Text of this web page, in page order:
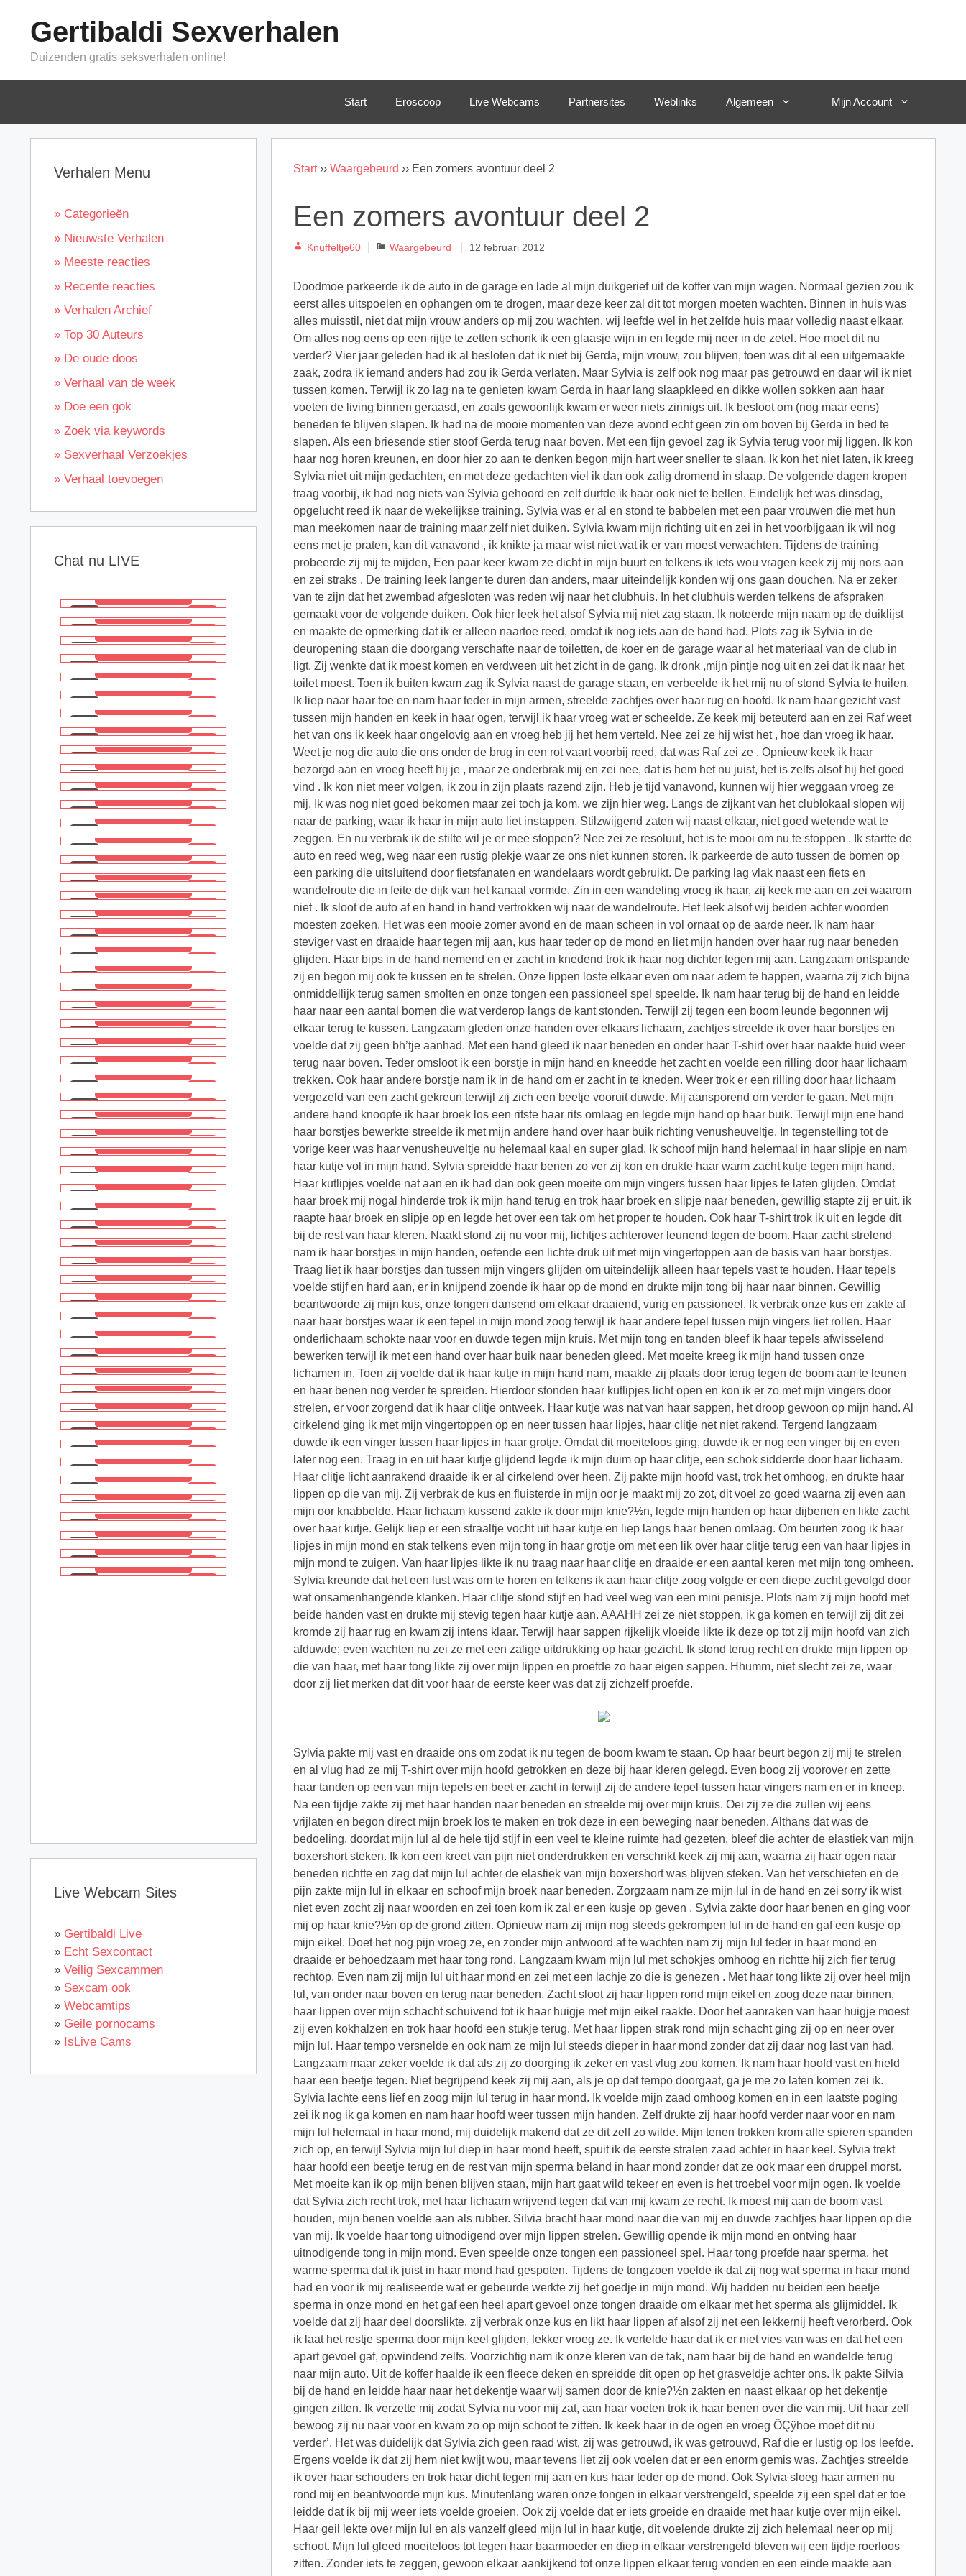
inhoud
Gertibaldi Sexverhalen
Duizenden gratis seksverhalen online!
Start Eroscoop Live Webcams Partnersites Weblinks Algemeen Mijn Account
Start›› Waargebeurd ›› Een zomers avontuur deel 2
Een zomers avontuur deel 2
Knuffeltje60 Categorieën
Waargebeurd 12 februari 2012
Doodmoe parkeerde ik de auto in de garage en lade al mijn duikgerief uit de koffer van mijn wagen. Normaal gezien zou ik
eerst alles uitspoelen en ophangen om te drogen, maar deze keer zal dit tot morgen moeten wachten. Binnen in huis was
alles muisstil, niet dat mijn vrouw anders op mij zou wachten, wij leefde wel in het zelfde huis maar volledig naast elkaar.
Om alles nog eens op een rijtje te zetten schonk ik een glaasje wijn in en legde mij neer in de zetel. Hoe moet dit nu
verder? Vier jaar geleden had ik al besloten dat ik niet bij Gerda, mijn vrouw, zou blijven, toen was dit al een uitgemaakte
zaak, zodra ik iemand anders had zou ik Gerda verlaten. Maar Sylvia is zelf ook nog maar pas getrouwd en daar wil ik niet
tussen komen. Terwijl ik zo lag na te genieten kwam Gerda in haar lang slaapkleed en dikke wollen sokken aan haar
voeten de living binnen geraasd, en zoals gewoonlijk kwam er weer niets zinnigs uit. Ik besloot om (nog maar eens)
beneden te blijven slapen. Ik had na de mooie momenten van deze avond echt geen zin om boven bij Gerda in bed te
slapen. Als een briesende stier stoof Gerda terug naar boven. Met een fijn gevoel zag ik Sylvia terug voor mij liggen. Ik kon
haar nog horen kreunen, en door hier zo aan te denken begon mijn hart weer sneller te slaan. Ik kon het niet laten, ik kreeg
Sylvia niet uit mijn gedachten, en met deze gedachten viel ik dan ook zalig dromend in slaap. De volgende dagen kropen
traag voorbij, ik had nog niets van Sylvia gehoord en zelf durfde ik haar ook niet te bellen. Eindelijk het was dinsdag,
opgelucht reed ik naar de wekelijkse training. Sylvia was er al en stond te babbelen met een paar vrouwen die met hun
man meekomen naar de training maar zelf niet duiken. Sylvia kwam mijn richting uit en zei in het voorbijgaan ik wil nog
eens met je praten, kan dit vanavond , ik knikte ja maar wist niet wat ik er van moest verwachten. Tijdens de training
probeerde zij mij te mijden, Een paar keer kwam ze dicht in mijn buurt en telkens ik iets wou vragen keek zij mij nors aan
en zei straks . De training leek langer te duren dan anders, maar uiteindelijk konden wij ons gaan douchen. Na er zeker
van te zijn dat het zwembad afgesloten was reden wij naar het clubhuis. In het clubhuis werden telkens de afspraken
gemaakt voor de volgende duiken. Ook hier leek het alsof Sylvia mij niet zag staan. Ik noteerde mijn naam op de duiklijst
en maakte de opmerking dat ik er alleen naartoe reed, omdat ik nog iets aan de hand had. Plots zag ik Sylvia in de
deuropening staan die doorgang verschafte naar de toiletten, de koer en de garage waar al het materiaal van de club in
ligt. Zij wenkte dat ik moest komen en verdween uit het zicht in de gang. Ik dronk ,mijn pintje nog uit en zei dat ik naar het
toilet moest. Toen ik buiten kwam zag ik Sylvia naast de garage staan, en verbeelde ik het mij nu of stond Sylvia te huilen.
Ik liep naar haar toe en nam haar teder in mijn armen, streelde zachtjes over haar rug en hoofd. Ik nam haar gezicht vast
tussen mijn handen en keek in haar ogen, terwijl ik haar vroeg wat er scheelde. Ze keek mij beteuterd aan en zei Raf weet
het van ons ik keek haar ongelovig aan en vroeg heb jij het hem verteld. Nee zei ze hij wist het , hoe dan vroeg ik haar.
Weet je nog die auto die ons onder de brug in een rot vaart voorbij reed, dat was Raf zei ze . Opnieuw keek ik haar
bezorgd aan en vroeg heeft hij je , maar ze onderbrak mij en zei nee, dat is hem het nu juist, het is zelfs alsof hij het goed
vind . Ik kon niet meer volgen, ik zou in zijn plaats razend zijn. Heb je tijd vanavond, kunnen wij hier weggaan vroeg ze
mij, Ik was nog niet goed bekomen maar zei toch ja kom, we zijn hier weg. Langs de zijkant van het clublokaal slopen wij
naar de parking, waar ik haar in mijn auto liet instappen. Stilzwijgend zaten wij naast elkaar, niet goed wetende wat te
zeggen. En nu verbrak ik de stilte wil je er mee stoppen? Nee zei ze resoluut, het is te mooi om nu te stoppen . Ik startte de
auto en reed weg, weg naar een rustig plekje waar ze ons niet kunnen storen. Ik parkeerde de auto tussen de bomen op
een parking die uitsluitend door fietsfanaten en wandelaars wordt gebruikt. De parking lag vlak naast een fiets en
wandelroute die in feite de dijk van het kanaal vormde. Zin in een wandeling vroeg ik haar, zij keek me aan en zei waarom
niet . Ik sloot de auto af en hand in hand vertrokken wij naar de wandelroute. Het leek alsof wij beiden achter woorden
moesten zoeken. Het was een mooie zomer avond en de maan scheen in vol ornaat op de aarde neer. Ik nam haar
steviger vast en draaide haar tegen mij aan, kus haar teder op de mond en liet mijn handen over haar rug naar beneden
glijden. Haar bips in de hand nemend en er zacht in knedend trok ik haar nog dichter tegen mij aan. Langzaam ontspande
zij en begon mij ook te kussen en te strelen. Onze lippen loste elkaar even om naar adem te happen, waarna zij zich bijna
onmiddellijk terug samen smolten en onze tongen een passioneel spel speelde. Ik nam haar terug bij de hand en leidde
haar naar een aantal bomen die wat verderop langs de kant stonden. Terwijl zij tegen een boom leunde begonnen wij
elkaar terug te kussen. Langzaam gleden onze handen over elkaars lichaam, zachtjes streelde ik over haar borstjes en
voelde dat zij geen bh’tje aanhad. Met een hand gleed ik naar beneden en onder haar T-shirt over haar naakte huid weer
terug naar boven. Teder omsloot ik een borstje in mijn hand en kneedde het zacht en voelde een rilling door haar lichaam
trekken. Ook haar andere borstje nam ik in de hand om er zacht in te kneden. Weer trok er een rilling door haar lichaam
vergezeld van een zacht gekreun terwijl zij zich een beetje vooruit duwde. Mij aansporend om verder te gaan. Met mijn
andere hand knoopte ik haar broek los een ritste haar rits omlaag en legde mijn hand op haar buik. Terwijl mijn ene hand
haar borstjes bewerkte streelde ik met mijn andere hand over haar buik richting venusheuveltje. In tegenstelling tot de
vorige keer was haar venusheuveltje nu helemaal kaal en super glad. Ik schoof mijn hand helemaal in haar slipje en nam
haar kutje vol in mijn hand. Sylvia spreidde haar benen zo ver zij kon en drukte haar warm zacht kutje tegen mijn hand.
Haar kutlipjes voelde nat aan en ik had dan ook geen moeite om mijn vingers tussen haar lipjes te laten glijden. Omdat
haar broek mij nogal hinderde trok ik mijn hand terug en trok haar broek en slipje naar beneden, gewillig stapte zij er uit. ik
raapte haar broek en slipje op en legde het over een tak om het proper te houden. Ook haar T-shirt trok ik uit en legde dit
bij de rest van haar kleren. Naakt stond zij nu voor mij, lichtjes achterover leunend tegen de boom. Haar zacht strelend
nam ik haar borstjes in mijn handen, oefende een lichte druk uit met mijn vingertoppen aan de basis van haar borstjes.
Traag liet ik haar borstjes dan tussen mijn vingers glijden om uiteindelijk alleen haar tepels vast te houden. Haar tepels
voelde stijf en hard aan, er in knijpend zoende ik haar op de mond en drukte mijn tong bij haar naar binnen. Gewillig
beantwoorde zij mijn kus, onze tongen dansend om elkaar draaiend, vurig en passioneel. Ik verbrak onze kus en zakte af
naar haar borstjes waar ik een tepel in mijn mond zoog terwijl ik haar andere tepel tussen mijn vingers liet rollen. Haar
onderlichaam schokte naar voor en duwde tegen mijn kruis. Met mijn tong en tanden bleef ik haar tepels afwisselend
bewerken terwijl ik met een hand over haar buik naar beneden gleed. Met moeite kreeg ik mijn hand tussen onze
lichamen in. Toen zij voelde dat ik haar kutje in mijn hand nam, maakte zij plaats door terug tegen de boom aan te leunen
en haar benen nog verder te spreiden. Hierdoor stonden haar kutlipjes licht open en kon ik er zo met mijn vingers door
strelen, er voor zorgend dat ik haar clitje ontweek. Haar kutje was nat van haar sappen, het droop gewoon op mijn hand. Al
cirkelend ging ik met mijn vingertoppen op en neer tussen haar lipjes, haar clitje net niet rakend. Tergend langzaam
duwde ik een vinger tussen haar lipjes in haar grotje. Omdat dit moeiteloos ging, duwde ik er nog een vinger bij en even
later nog een. Traag in en uit haar kutje glijdend legde ik mijn duim op haar clitje, een schok sidderde door haar lichaam.
Haar clitje licht aanrakend draaide ik er al cirkelend over heen. Zij pakte mijn hoofd vast, trok het omhoog, en drukte haar
lippen op die van mij. Zij verbrak de kus en fluisterde in mijn oor je maakt mij zo zot, dit voel zo goed waarna zij even aan
mijn oor knabbelde. Haar lichaam kussend zakte ik door mijn knie?½n, legde mijn handen op haar dijbenen en likte zacht
over haar kutje. Gelijk liep er een straaltje vocht uit haar kutje en liep langs haar benen omlaag. Om beurten zoog ik haar
lipjes in mijn mond en stak telkens even mijn tong in haar grotje om met een lik over haar clitje terug een van haar lipjes in
mijn mond te zuigen. Van haar lipjes likte ik nu traag naar haar clitje en draaide er een aantal keren met mijn tong omheen.
Sylvia kreunde dat het een lust was om te horen en telkens ik aan haar clitje zoog volgde er een diepe zucht gevolgd door
wat onsamenhangende klanken. Haar clitje stond stijf en had veel weg van een mini penisje. Plots nam zij mijn hoofd met
beide handen vast en drukte mij stevig tegen haar kutje aan. AAAHH zei ze niet stoppen, ik ga komen en terwijl zij dit zei
kromde zij haar rug en kwam zij intens klaar. Terwijl haar sappen rijkelijk vloeide likte ik deze op tot zij mijn hoofd van zich
afduwde; even wachten nu zei ze met een zalige uitdrukking op haar gezicht. Ik stond terug recht en drukte mijn lippen op
die van haar, met haar tong likte zij over mijn lippen en proefde zo haar eigen sappen. Hhumm, niet slecht zei ze, waar
door zij liet merken dat dit voor haar de eerste keer was dat zij zichzelf proefde.
Sylvia pakte mij vast en draaide ons om zodat ik nu tegen de boom kwam te staan. Op haar beurt begon zij mij te strelen en al vlug had ze mij T-shirt over mijn hoofd getrokken en deze bij haar kleren gelegd. Even boog zij voorover en zette haar tanden op een van mijn tepels en beet er zacht in terwijl zij de andere tepel tussen haar vingers nam en er in kneep. Na een tijdje zakte zij met haar handen naar beneden en streelde mij over mijn kruis. Oei zij ze die zullen wij eens vrijlaten en begon direct mijn broek los te maken en trok deze in een beweging naar beneden. Althans dat was de bedoeling, doordat mijn lul al de hele tijd stijf in een veel te kleine ruimte had gezeten, bleef die achter de elastiek van mijn boxershort steken. Ik kon een kreet van pijn niet onderdrukken en verschrikt keek zij mij aan, waarna zij haar ogen naar beneden richtte en zag dat mijn lul achter de elastiek van mijn boxershort was blijven steken. Van het verschieten en de pijn zakte mijn lul in elkaar en schoof mijn broek naar beneden. Zorgzaam nam ze mijn lul in de hand en zei sorry ik wist niet even zocht zij naar woorden en zei toen kom ik zal er een kusje op geven . Sylvia zakte door haar benen en ging voor mij op haar knie?½n op de grond zitten. Opnieuw nam zij mijn nog steeds gekrompen lul in de hand en gaf een kusje op mijn eikel. Doet het nog pijn vroeg ze, en zonder mijn antwoord af te wachten nam zij mijn lul teder in haar mond en draaide er behoedzaam met haar tong rond. Langzaam kwam mijn lul met schokjes omhoog en richtte hij zich fier terug rechtop. Even nam zij mijn lul uit haar mond en zei met een lachje zo die is genezen . Met haar tong likte zij over heel mijn lul, van onder naar boven en terug naar beneden. Zacht sloot zij haar lippen rond mijn eikel en zoog deze naar binnen, haar lippen over mijn schacht schuivend tot ik haar huigje met mijn eikel raakte. Door het aanraken van haar huigje moest zij even kokhalzen en trok haar hoofd een stukje terug. Met haar lippen strak rond mijn schacht ging zij op en neer over mijn lul. Haar tempo versnelde en ook nam ze mijn lul steeds dieper in haar mond zonder dat zij daar nog last van had. Langzaam maar zeker voelde ik dat als zij zo doorging ik zeker en vast vlug zou komen. Ik nam haar hoofd vast en hield haar een beetje tegen. Niet begrijpend keek zij mij aan, als je op dat tempo doorgaat, ga je me zo laten komen zei ik. Sylvia lachte eens lief en zoog mijn lul terug in haar mond. Ik voelde mijn zaad omhoog komen en in een laatste poging zei ik nog ik ga komen en nam haar hoofd weer tussen mijn handen. Zelf drukte zij haar hoofd verder naar voor en nam mijn lul helemaal in haar mond, mij duidelijk makend dat ze dit zelf zo wilde. Mijn tenen trokken krom alle spieren spanden zich op, en terwijl Sylvia mijn lul diep in haar mond heeft, spuit ik de eerste stralen zaad achter in haar keel. Sylvia trekt haar hoofd een beetje terug en de rest van mijn sperma beland in haar mond zonder dat ze ook maar een druppel morst. Met moeite kan ik op mijn benen blijven staan, mijn hart gaat wild tekeer en even is het troebel voor mijn ogen. Ik voelde dat Sylvia zich recht trok, met haar lichaam wrijvend tegen dat van mij kwam ze recht. Ik moest mij aan de boom vast houden, mijn benen voelde aan als rubber. Silvia bracht haar mond naar die van mij en duwde zachtjes haar lippen op die van mij. Ik voelde haar tong uitnodigend over mijn lippen strelen. Gewillig opende ik mijn mond en ontving haar uitnodigende tong in mijn mond. Even speelde onze tongen een passioneel spel. Haar tong proefde naar sperma, het warme sperma dat ik juist in haar mond had gespoten. Tijdens de tongzoen voelde ik dat zij nog wat sperma in haar mond had en voor ik mij realiseerde wat er gebeurde werkte zij het goedje in mijn mond. Wij hadden nu beiden een beetje sperma in onze mond en het gaf een heel apart gevoel onze tongen draaide om elkaar met het sperma als glijmiddel. Ik voelde dat zij haar deel doorslikte, zij verbrak onze kus en likt haar lippen af alsof zij net een lekkernij heeft verorberd. Ook ik laat het restje sperma door mijn keel glijden, lekker vroeg ze. Ik vertelde haar dat ik er niet vies van was en dat het een apart gevoel gaf, opwindend zelfs. Voorzichtig nam ik onze kleren van de tak, nam haar bij de hand en wandelde terug naar mijn auto. Uit de koffer haalde ik een fleece deken en spreidde dit open op het grasveldje achter ons. Ik pakte Silvia bij de hand en leidde haar naar het dekentje waar wij samen door de knie?½n zakten en naast elkaar op het dekentje gingen zitten. Ik verzette mij zodat Sylvia nu voor mij zat, aan haar voeten trok ik haar benen over die van mij. Uit haar zelf bewoog zij nu naar voor en kwam zo op mijn schoot te zitten. Ik keek haar in de ogen en vroeg ÔÇÿhoe moet dit nu verder’. Het was duidelijk dat Sylvia zich geen raad wist, zij was getrouwd, ik was getrouwd, Raf die er lustig op los leefde. Ergens voelde ik dat zij hem niet kwijt wou, maar tevens liet zij ook voelen dat er een enorm gemis was. Zachtjes streelde ik over haar schouders en trok haar dicht tegen mij aan en kus haar teder op de mond. Ook Sylvia sloeg haar armen nu rond mij en beantwoorde mijn kus. Minutenlang waren onze tongen in elkaar verstrengeld, speelde zij een spel dat er toe leidde dat ik bij mij weer iets voelde groeien. Ook zij voelde dat er iets groeide en draaide met haar kutje over mijn eikel. Haar geil lekte over mijn lul en als vanzelf gleed mijn lul in haar kutje, dit voelende drukte zij zich helemaal neer op mij schoot. Mijn lul gleed moeiteloos tot tegen haar baarmoeder en diep in elkaar verstrengeld bleven wij een tijdje roerloos zitten. Zonder iets te zeggen, gewoon elkaar aankijkend tot onze lippen elkaar terug vonden en een einde maakte aan onze passieve houding. Sylvia draaide met haar kontje over mijn schoot en liet mijn lul zo alle hoekjes en kantjes van haar kutje voelen. Ritmisch kneep haar kutje in mijn lul telkens mijn eikel langs haar baarmoeder gleed. Sylvia trok haar benen nu onder zich zodat zij op haar knie?½n kwam te zitten. Zachtjes duwde zij mij achterover zodat ik nu op mijn rug lag en zij mij bereed als een amazone. Traag kwam zij omhoog tot net het puntje van mijn eikel nog net tussen haar lipjes zat om dan in een keer door te duwen tot haar kutlipjes de basis van mijn lul omsloten. Zo bleef Sylvia een tijdje op en neer gaan tot zij zich plots omdraaide en zich met haar rug naar mij toekeerde. Sylvia boog voorover en begon in een steeds versnellend tempo op en neer te wippen. Haar sterretje knipoogde uitnodigend en ik kon het niet laten om er met mijn vingers over te strelen. Ik voelde haar kutje krampachtig samen trekken toen ik haar sterretje beroerde. Even liet ik mijn hand tussen onze lichamen in glijden en wentelde mijn vingers in het rijkelijk aanwezige kutsap. Voorzien van het nodige glijmiddel streelde ik haar sterretje dat al vlug begon te glinsteren van haar lichaamseigen glijmiddel. Zachtjes drukte ik een vinger tegen haar sluitspier aan en maakte een paar cirkelvormige bewegingen. Haar poepertje opende zich lichtjes en liet mij toe om mijn vinger zonder al te veel weerstand in haar sterretje te ontvangen. Binnen in haar voelde ik mijn lul over en weer glijden tegen mijn vinger. Al vlug schoof mijn vinger soepel in en uit haar sterretje en zette mij er toe aan om een tweede vinger bij in haar darmkanaal te drukken. Door dat zij met haar kutje in een snel tempo op en neer wipte en ik extra spanning gaf door mijn vingers in haar darmkanaal voelde ik dat mijn zaad omhoog begon te stuwen. Ook het samen trekken van Sylvia haar kutje werd voelbaar sneller en harder. Sneller en sneller ragde ik mijn vingers in haar holletje en ik begon ook steeds harder tegen te stoten. Mijn vrije hand wurmde ik tussen onze op elkaar beukende schaamstreek en ging op zoek naar haar clitje. Aan haar reactie kon ik zien dat ik het had gevonden, haar hoofd achterover gooiend bracht zij harde kreunende geluiden uit en even voelde ik haar verstarren om daaropvolgend ongecontroleerd in mijn lul en vingers te beginnen knijpen. Dit was teveel van het goede voor mij en met een diepe stoot loosde ik mijn sperma diep in haar kutje. Ook voor Sylvia was dit er blijkbaar over want zij liet zich voorover vallen en ik zag haar kutje en kontje nog deels openstaan en spastisch samen trekken en terug open komen. Deze samentrekkingen werden minder en langzaam sloot haar sterretje zich weer, haar kutje bleef echter open staan. Zoals zij daar lag, was een heel geil zicht, haar sterretje blinkend van haar sappen, haar kutje half open terwijl mijn sperma tussen haar lipjes tussenuit loopt en op mijn bovenbenen lekte. Het duurt een hele tijd eer zij zich weer wat heeft herpakt en terug recht komt. Juist toen ze met haar kutje boven mijn lul hing drupte er een klodder sperma uit haar kutje recht bovenop mijn lul. Tussen haar benen door had zij dit zien gebeuren en schoof verder achteruit tot zij met haar knie?½n naast mijn hoofd zat. Terwijl zij met haar kutje nog steeds uitnodigend en open boven mijn gezicht hing boog zij voorover en zoog mijn lul in haar mond. Zelfs nadat ik al twee keer ben gekomen reageerde mijn lul op haar zachte lippen en kwam schoksgewijs weer omhoog. Van onder tot boven, geen enkel plekje sloeg ze over, heel mijn lul likte ze proper. Ik kon niet werkloos toezien en bracht mijn hoofd naar haar kutje en zoog haar lipjes in mijn mond. Sylvia veerde even op en drukt toen haar kutje op mijn mond vast. Verwoed likte ik haar kutje en liet ook geen enkel plekje onaangeroerd. Te moe om er nog iets van te bakken draaide zij zich om en kwam met haar gezicht boven dat van mij liggen. Teder knuffelde en kuste wij elkaar en spraken samen af om er het beste van te maken. Vermoeid kleedde wij ons terug aan, vouwde het deken op en legde het terug in de koffer. Na een tamelijke stille rit van enkele minuten zette ik haar voor de deur af. Terug naar huis rijdend liet ik m
Verhalen Menu
» Categorieën
» Nieuwste Verhalen
» Meeste reacties
» Recente reacties
» Verhalen Archief
» Top 30 Auteurs
» De oude doos
» Verhaal van de week
» Doe een gok
» Zoek via keywords
» Sexverhaal Verzoekjes
» Verhaal toevoegen
Chat nu LIVE
Live Webcam Sites
» Gertibaldi Live
» Echt Sexcontact
» Veilig Sexcammen
» Sexcam ook
» Webcamtips
» Geile pornocams
» IsLive Cams